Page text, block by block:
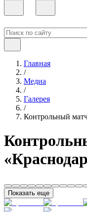
Главная
/
Медиа
/
Галерея
/
Контрольный
Показать еще